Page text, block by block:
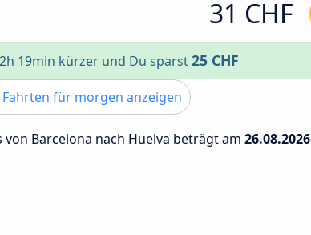
31 CHF
19min kürzer und Du sparst25 CHF
Fahrten für morgen anzeigen
Barcelona nach Huelva beträgt am 26.08.2026